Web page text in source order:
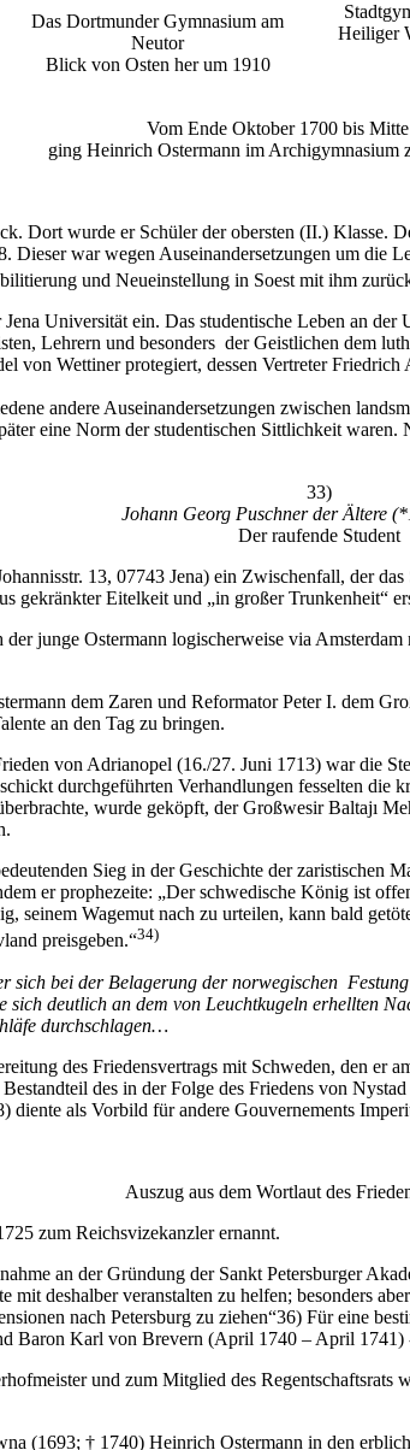
Das Dortmunder Gymnasium am
Neutor
Blick von Osten her um 1910
Heiliger
Vom Ende Oktober 1700 bis
ging Heinrich Ostermann im Archigymnasium
Dort wurde er Schüler der obersten (II.) Klasse.
Dieser war wegen Auseinandersetzungen um
und Neueinstellung in Soest mit ihm
Universität ein. Das studentische Leben an
Lehrern und besonders der Geistlichen dem
von Wettiner protegiert, dessen Vertreter
andere Auseinandersetzungen zwischen
eine Norm der studentischen Sittlichkeit
33)
Johann Georg Puschner der Ältere
Der raufende Student
13, 07743 Jena) ein Zwischenfall, der
gekränkter Eitelkeit und „in großer Trunkenheit“
junge Ostermann logischerweise via
dem Zaren und Reformator Peter I. dem
an den Tag zu bringen.
von Adrianopel (16./27. Juni 1713) war die
durchgeführten Verhandlungen fesselten
wurde geköpft, der Großwesir Baltajı
Sieg in der Geschichte der
er prophezeite: „Der schwedische König ist
seinem Wagemut nach zu urteilen, kann bald
preisgeben.“34)
bei der Belagerung der norwegischen
sich deutlich an dem von Leuchtkugeln erhellten
durchschlagen…
des Friedensvertrags mit Schweden, den er
des in der Folge des Friedens von
diente als Vorbild für andere Gouvernements
Auszug aus dem Wortlaut des
zum Reichsvizekanzler ernannt.
an der Gründung der Sankt Petersburger
mit deshalber veranstalten zu helfen; besonders
nach Petersburg zu ziehen“36) Für eine
Baron Karl von Brevern (April 1740 – April 1741)
und zum Mitglied des
(1693; † 1740) Heinrich Ostermann in den